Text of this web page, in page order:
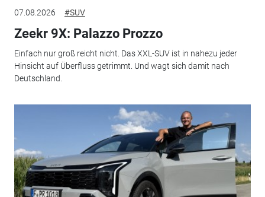
07.08.2026 #SUV
Zeekr 9X: Palazzo Prozzo
Einfach nur groß reicht nicht. Das XXL-SUV ist in nahezu jeder
Hinsicht auf Überfluss getrimmt. Und wagt sich damit nach
Deutschland.